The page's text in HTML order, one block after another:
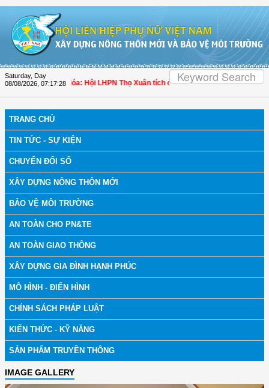
Saturday, Day
08/08/2026 07:17:28
bệnh | Thanh Hóa: Hội LHPN Thọ Xuân tích cực góp phần nâng cao tỷ lệ
TRANG CHỦ
TIN TỨC - SỰ KIỆN
CHUYỂN ĐỔI SỐ
XÂY DỰNG NÔNG THÔN MỚI
BẢO VỆ MÔI TRƯỜNG
AN TOÀN CHO PN&TE
AN TOÀN GIAO THÔNG
XÂY DỰNG GIA ĐÌNH HẠNH PHÚC
MÔ HÌNH - ĐIỂN HÌNH
CHÍNH SÁCH PHÁP LUẬT
KIẾN THỨC - KỸ NĂNG
SẢN PHẨM TRUYỀN THÔNG
IMAGE GALLERY